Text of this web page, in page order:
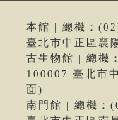
本館 | 總機：
臺北市中正區襄
古生物館 | 總機
100007 臺北市
面)
南門館 | 總機：